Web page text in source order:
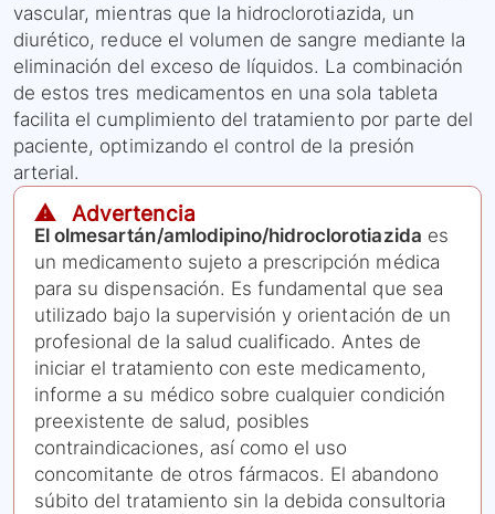
vascular, mientras que la hidroclorotiazida, un
diurético, reduce el volumen de sangre mediante la
eliminación del exceso de líquidos. La combinación
de estos tres medicamentos en una sola tableta
facilita el cumplimiento del tratamiento por parte del
paciente, optimizando el control de la presión
arterial.
⚠️ Advertencia
El olmesartán/amlodipino/hidroclorotiazida es
un medicamento sujeto a prescripción médica
para su dispensación. Es fundamental que sea
utilizado bajo la supervisión y orientación de un
profesional de la salud cualificado. Antes de
iniciar el tratamiento con este medicamento,
informe a su médico sobre cualquier condición
preexistente de salud, posibles
contraindicaciones, así como el uso
concomitante de otros fármacos. El abandono
súbito del tratamiento sin la debida consultoria